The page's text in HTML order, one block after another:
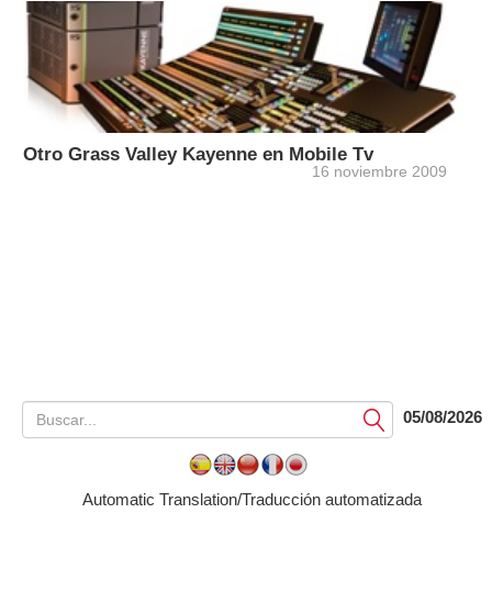
Otro Grass Valley Kayenne en Mobile Tv
16 noviembre 2009
Submit05/08/2026
Automatic Translation/Traducción automatizada